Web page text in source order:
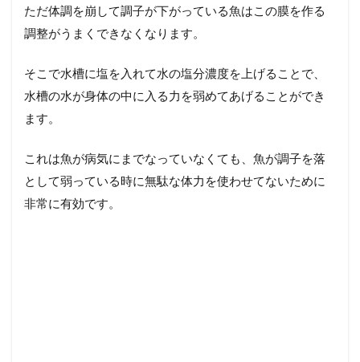
ただ体調を崩して調子が下がっている魚はこの膜を作る
調整がうまくできなくなります。
そこで水槽に塩を入れて水の塩分濃度を上げることで、
水槽の水が身体の中に入る力を弱めてあげることができ
ます。
これは魚が病気にまでなっていなくても、魚が調子を落
として弱っている時に無駄な体力を使わせてないために
非常に有効です。